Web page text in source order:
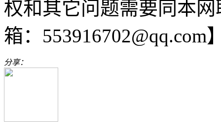
权和其它问题需要同本
箱：553916702@qq.com
分享：